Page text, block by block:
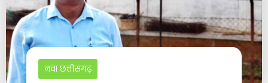
नवा छत्तीसगढ़